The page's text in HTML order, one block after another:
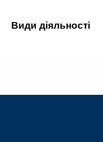
Види діяльності